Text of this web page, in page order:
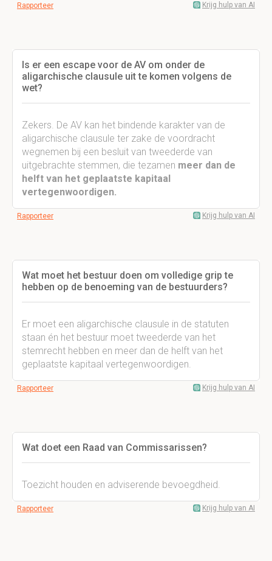
Rapporteer Krijg hulp van AI
Is er een escape voor de AV om onder de
aligarchische clausule uit te komen volgens de
wet?
Zekers. De AV kan het bindende karakter van de
aligarchische clausule ter zake de voordracht
wegnemen bij een besluit van tweederde van
uitgebrachte stemmen, die tezamen meer dan de
helft van het geplaatste kapitaal
vertegenwoordigen.
Rapporteer Krijg hulp van AI
Wat moet het bestuur doen om volledige grip te
hebben op de benoeming van de bestuurders?
Er moet een aligarchische clausule in de statuten
staan én het bestuur moet tweederde van het
stemrecht hebben en meer dan de helft van het
geplaatste kapitaal vertegenwoordigen.
Rapporteer Krijg hulp van AI
Wat doet een Raad van Commissarissen?
Toezicht houden en adviserende bevoegdheid.
Rapporteer Krijg hulp van AI